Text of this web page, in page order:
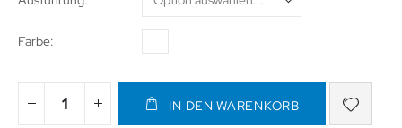
Farbe
IN DEN WARENKORB